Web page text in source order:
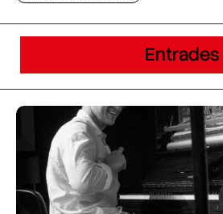
Entrades